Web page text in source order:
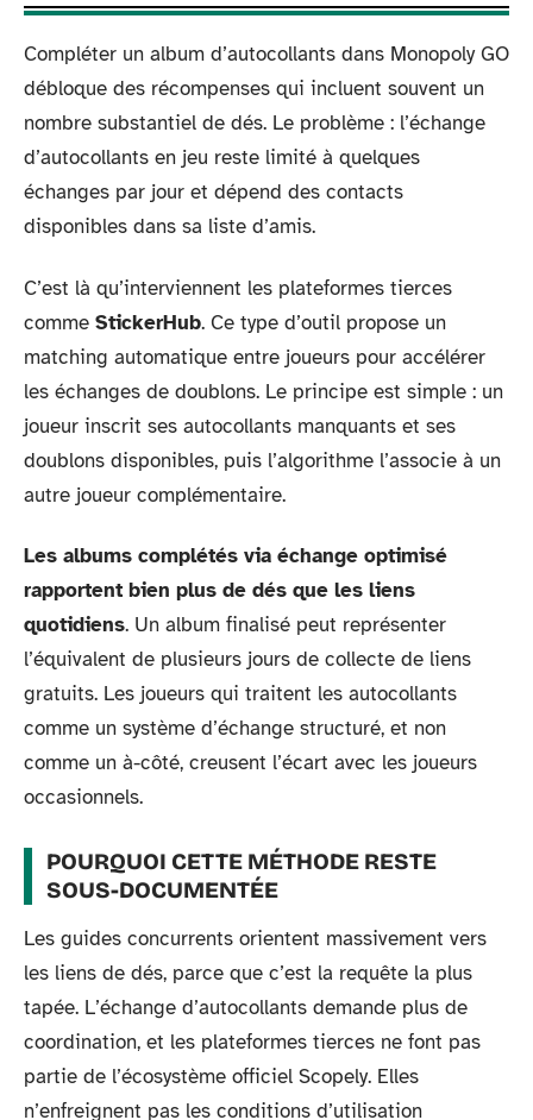
Compléter un album d’autocollants dans Monopoly GO
débloque des récompenses qui incluent souvent un
nombre substantiel de dés. Le problème : l’échange
d’autocollants en jeu reste limité à quelques
échanges par jour et dépend des contacts
disponibles dans sa liste d’amis.
C’est là qu’interviennent les plateformes tierces
comme StickerHub. Ce type d’outil propose un
matching automatique entre joueurs pour accélérer
les échanges de doublons. Le principe est simple : un
joueur inscrit ses autocollants manquants et ses
doublons disponibles, puis l’algorithme l’associe à un
autre joueur complémentaire.
Les albums complétés via échange optimisé
rapportent bien plus de dés que les liens
quotidiens. Un album finalisé peut représenter
l’équivalent de plusieurs jours de collecte de liens
gratuits. Les joueurs qui traitent les autocollants
comme un système d’échange structuré, et non
comme un à-côté, creusent l’écart avec les joueurs
occasionnels.
POURQUOI CETTE MÉTHODE RESTE
SOUS-DOCUMENTÉE
Les guides concurrents orientent massivement vers
les liens de dés, parce que c’est la requête la plus
tapée. L’échange d’autocollants demande plus de
coordination, et les plateformes tierces ne font pas
partie de l’écosystème officiel Scopely. Elles
n’enfreignent pas les conditions d’utilisation